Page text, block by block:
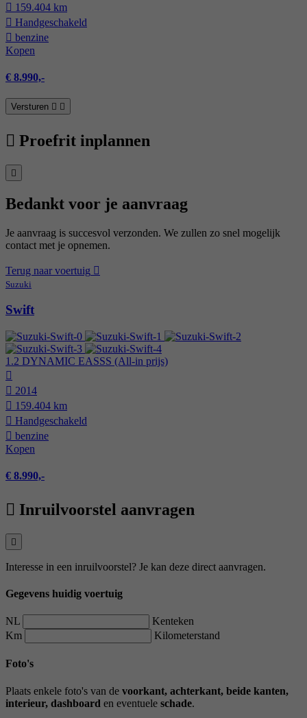
159.404 km
Hand­geschakeld
benzine
Kopen
€ 8.990,-
Versturen
Proefrit inplannen
Bedankt voor je aanvraag
Je aanvraag is succesvol verzonden. We zullen zo snel mogelijk
contact met je opnemen.
Terug naar voertuig
Suzuki
Swift
1.2 DYNAMIC EASSS (All-in prijs)
2014
159.404 km
Hand­geschakeld
benzine
Kopen
€ 8.990,-
Inruilvoorstel aanvragen
Interesse in een inruilvoorstel? Je kan deze direct aanvragen.
Gegevens huidig voertuig
NL
Kenteken
Km
Kilometerstand
Foto's
Plaats enkele foto's van de voorkant, achterkant, beide kanten,
interieur, dashboard en eventuele schade.